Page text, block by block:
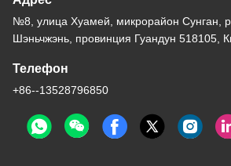
№8, улица Хуамей, микрорайон Сунган,
Шэньчжэнь, провинция Гуандун 518105,
Телефон
+86--13528796850